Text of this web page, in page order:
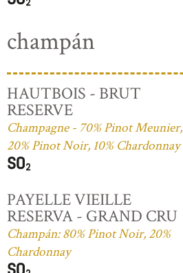
champán
HAUTBOIS - BRUT
RESERVE
Champagne - 70% Pinot Meunier,
20% Pinot Noir, 10% Chardonnay
PAYELLE VIEILLE
RESERVA - GRAND CRU
Champán: 80% Pinot Noir, 20%
Chardonnay